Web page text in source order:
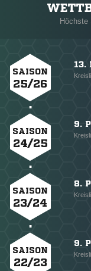
SAISON
25/26
13.
SAISON
24/25
9.
SAISON
23/24
8.
SAISON
22/23
9.